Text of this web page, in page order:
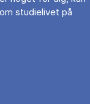
studielivet på